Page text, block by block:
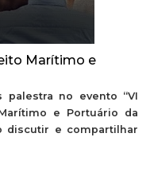
Marítimo e
palestra no evento “VI
e Portuário da
discutir e compartilhar